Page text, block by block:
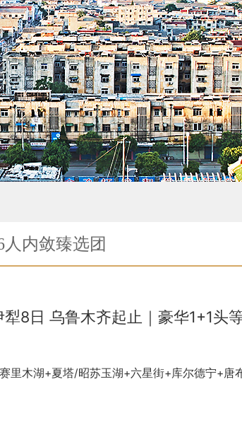
内敛臻选团
犁8日 乌鲁木齐起止｜豪华1+1头
里木湖+夏塔/昭苏玉湖+六星街+库尔德宁+唐